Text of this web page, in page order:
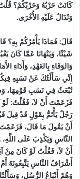
كَانَتْ حَرْبُهُ وَحَرْبُكُمْ؟
وَنُدَالُ عَلَيْهِ الأُخْرَى.
قَالَ: فَمَاذَا يَأْمُرُكُمْ بِهِ؟
شَيْئًا، وَيَنْهَانَا عَمَّا كَانَ
وَالوَفَاءِ بِالعَهْدِ، وَأَدَاءِ
إِنِّي سَأَلْتُكَ عَنْ نَسَبِهِ
تُبْعَثُ فِي نَسَبِ قَوْمِهَا،
فَزَعَمْتَ أَنْ لاَ، فَقُلْتُ: لَوْ
رَجُلٌ يَأْتَمُّ بِقَوْلٍ قَدْ قِيلَ
أَنْ يَقُولَ مَا قَالَ،
النَّاسِ وَيَكْذِبَ عَلَى
أَنْ لاَ، فَقُلْتُ لَوْ كَانَ مِنْ
أَشْرَافُ النَّاسِ يَتَّبِعُونَهُ
وَهُمْ أَتْبَاعُ الرُّسُلِ،